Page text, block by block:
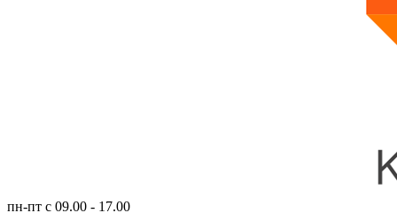
пн-пт с 09.00 - 17.00